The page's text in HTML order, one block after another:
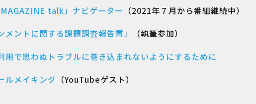
talk」ナビゲーター （2021年７月から番組継続中）
メントに関する課題調査報告書」
（執筆参加）
用で思わぬトラブルに巻き込まれないようにするために
ルメイキング （YouTubeゲスト）